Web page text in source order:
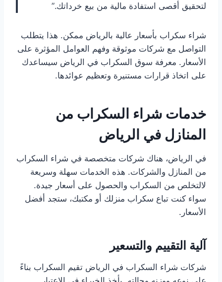
لتحقيق أقصى استفادة مالية من بيع خرداتك.”
شراء سكراب بأسعار عالية بالرياض ممكن. هذا يتطلب
التواصل مع شركات موثوقة وفهم العوامل المؤثرة على
الأسعار. معرفة سوق السكراب في الرياض سيساعدك
على اتخاذ قرارات مستنيرة وتعظيم عوائدها.
خدمات شراء السكراب من
المنازل في الرياض
في الرياض، هناك شركات متخصصة في شراء السكراب
من المنازل والشركات. هذه الخدمات سهلة وسريعة
لالتخلص من السكراب والحصول على أسعار جيدة.
سواء كنت تباع سكراب منزلك أو مكتبك، ستجد أفضل
الأسعار.
آلية التقييم والتسعير
شركات شراء السكراب في الرياض تقيم السكراب بناءً